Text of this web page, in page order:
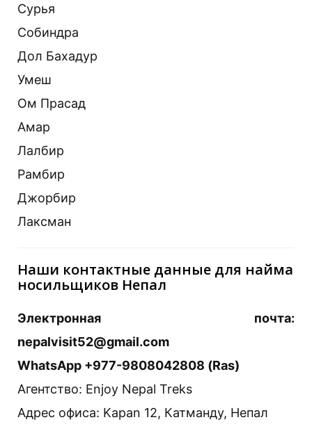
Сурья
Собиндра
Дол Бахадур
Умеш
Ом Прасад
Амар
Лалбир
Рамбир
Джорбир
Лаксман
Наши контактные данные для найма
носильщиков Непал
Электронная почта:
nepalvisit52@gmail.com
WhatsApp +977-9808042808 (Ras)
Агентство: Enjoy Nepal Treks
Адрес офиса: Kapan 12, Катманду, Непал